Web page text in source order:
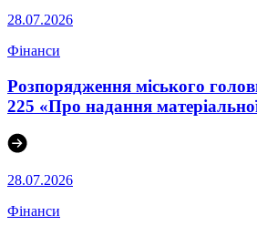
28.07.2026
Фінанси
Розпорядження міського
225 «Про надання
28.07.2026
Фінанси